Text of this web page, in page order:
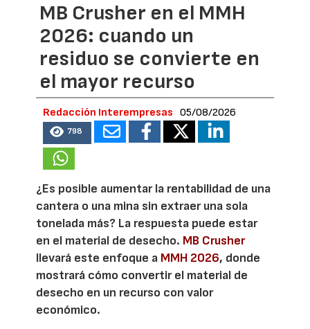
MB Crusher en el MMH
2026: cuando un
residuo se convierte en
el mayor recurso
Redacción Interempresas 05/08/2026
798
¿Es posible aumentar la rentabilidad de una
cantera o una mina sin extraer una sola
tonelada más? La respuesta puede estar
en el material de desecho. MB Crusher
llevará este enfoque a MMH 2026, donde
mostrará cómo convertir el material de
desecho en un recurso con valor
económico.